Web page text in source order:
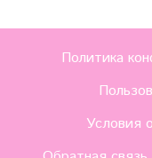
Политика
Условия